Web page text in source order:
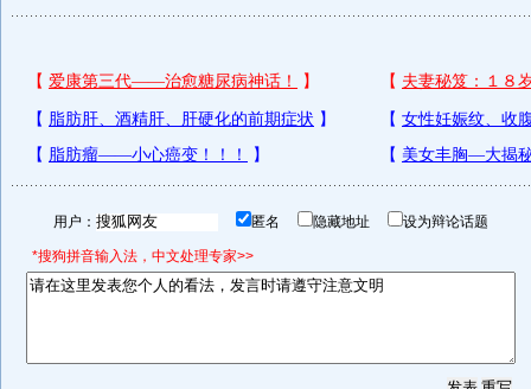
用户： 匿名 隐藏地址 设为辩论话题
*搜狗拼音输入法，中文处理专家>>